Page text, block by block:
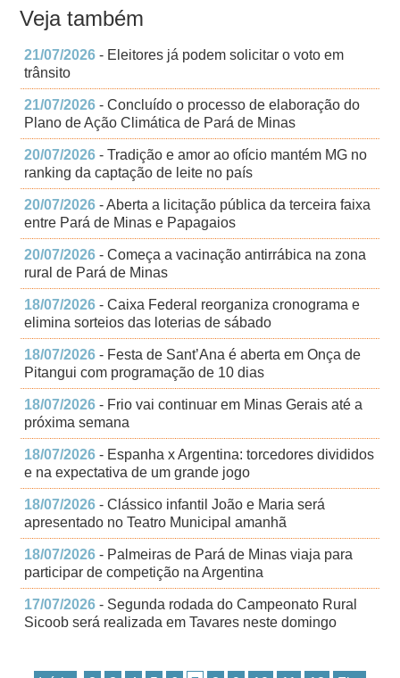
Veja também
21/07/2026 - Eleitores já podem solicitar o voto em
trânsito
21/07/2026 - Concluído o processo de elaboração do
Plano de Ação Climática de Pará de Minas
20/07/2026 - Tradição e amor ao ofício mantém MG no
ranking da captação de leite no país
20/07/2026 - Aberta a licitação pública da terceira faixa
entre Pará de Minas e Papagaios
20/07/2026 - Começa a vacinação antirrábica na zona
rural de Pará de Minas
18/07/2026 - Caixa Federal reorganiza cronograma e
elimina sorteios das loterias de sábado
18/07/2026 - Festa de Sant’Ana é aberta em Onça de
Pitangui com programação de 10 dias
18/07/2026 - Frio vai continuar em Minas Gerais até a
próxima semana
18/07/2026 - Espanha x Argentina: torcedores divididos
e na expectativa de um grande jogo
18/07/2026 - Clássico infantil João e Maria será
apresentado no Teatro Municipal amanhã
18/07/2026 - Palmeiras de Pará de Minas viaja para
participar de competição na Argentina
17/07/2026 - Segunda rodada do Campeonato Rural
Sicoob será realizada em Tavares neste domingo